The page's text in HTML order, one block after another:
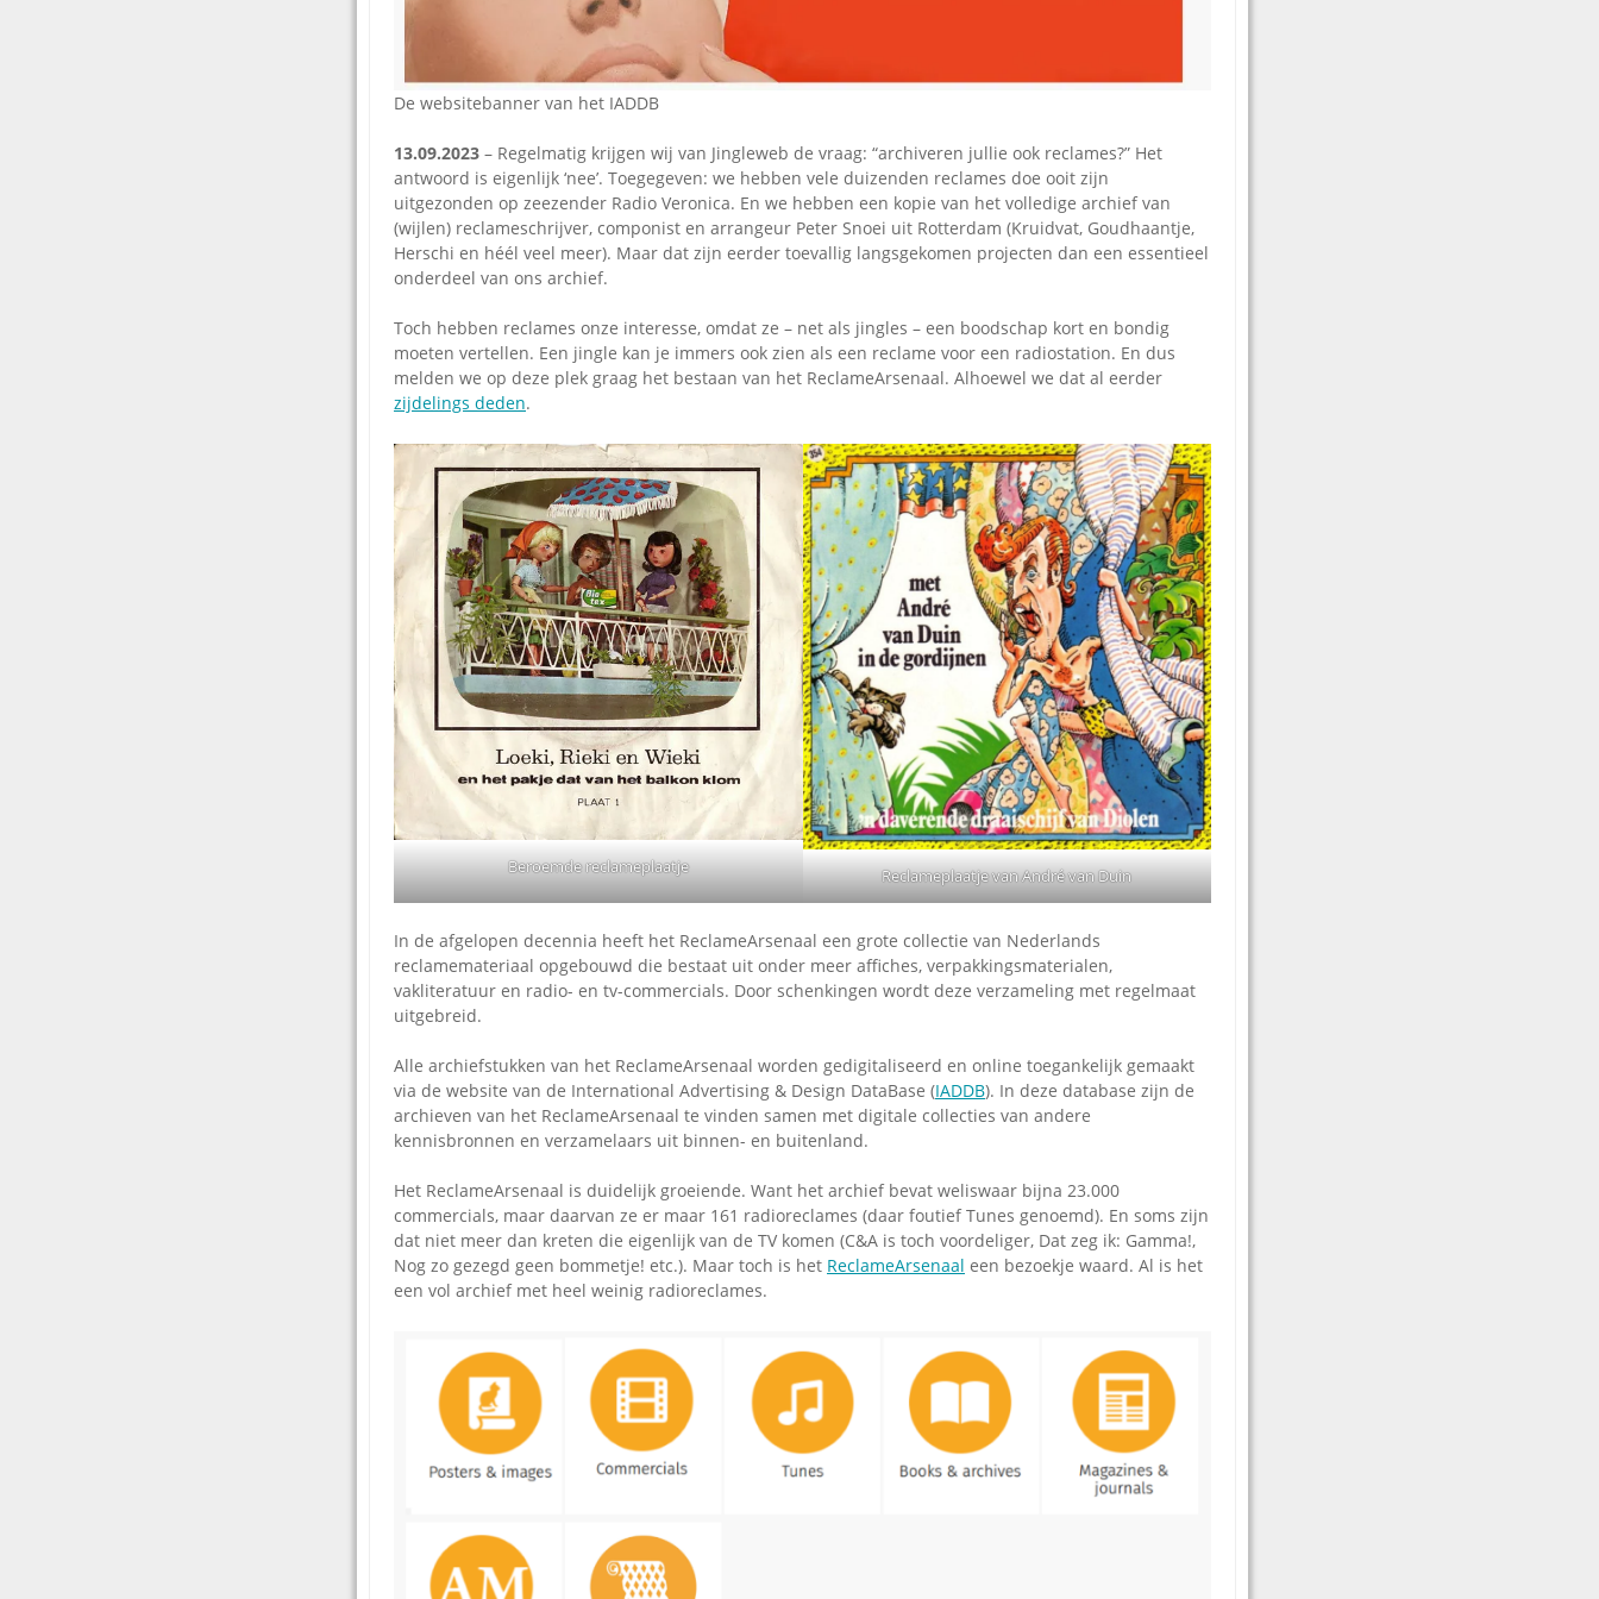
Vaak
De websitebanner van het IADDB
13.09.2023 – Regelmatig krijgen wij van Jingleweb de vraag: “archiveren jullie ook reclames?” Het
antwoord is eigenlijk ‘nee’. Toegegeven: we hebben vele duizenden reclames doe ooit zijn
uitgezonden op zeezender Radio Veronica. En we hebben een kopie van het volledige archief van
(wijlen) reclameschrijver, componist en arrangeur Peter Snoei uit Rotterdam (Kruidvat, Goudhaantje,
Herschi en héél veel meer). Maar dat zijn eerder toevallig langsgekomen projecten dan een essentieel
onderdeel van ons archief.
Toch hebben reclames onze interesse, omdat ze – net als jingles – een boodschap kort en bondig
moeten vertellen. Een jingle kan je immers ook zien als een reclame voor een radiostation. En dus
melden we op deze plek graag het bestaan van het ReclameArsenaal. Alhoewel we dat al eerder
zijdelings deden.
Beroemde reclameplaatje Reclameplaatje van André van Duin
In de afgelopen decennia heeft het ReclameArsenaal een grote collectie van Nederlands
reclamemateriaal opgebouwd die bestaat uit onder meer affiches, verpakkingsmaterialen,
vakliteratuur en radio- en tv-commercials. Door schenkingen wordt deze verzameling met regelmaat
uitgebreid.
Alle archiefstukken van het ReclameArsenaal worden gedigitaliseerd en online toegankelijk gemaakt
via de website van de International Advertising & Design DataBase (IADDB). In deze database zijn de
archieven van het ReclameArsenaal te vinden samen met digitale collecties van andere
kennisbronnen en verzamelaars uit binnen- en buitenland.
Het ReclameArsenaal is duidelijk groeiende. Want het archief bevat weliswaar bijna 23.000
commercials, maar daarvan ze er maar 161 radioreclames (daar foutief Tunes genoemd). En soms zijn
dat niet meer dan kreten die eigenlijk van de TV komen (C&A is toch voordeliger, Dat zeg ik: Gamma!,
Nog zo gezegd geen bommetje! etc.). Maar toch is het ReclameArsenaal een bezoekje waard. Al is het
een vol archief met heel weinig radioreclames.